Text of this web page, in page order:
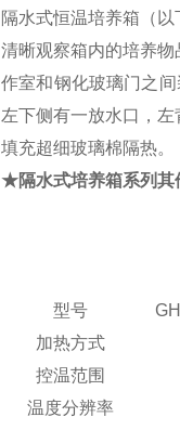
隔水式恒温培养箱（
清晰观察箱内的培养
作室和钢化玻璃门之
左下侧有一放水口，
填充超细玻璃棉隔热。
★隔水式培养箱系列其
型号
加热方式
控温范围
温度分辨率